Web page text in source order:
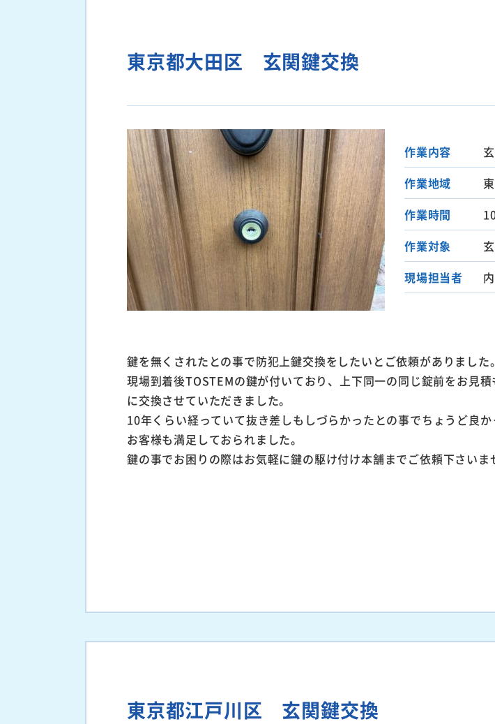
東京都大田区 玄関鍵交換
作業内容
作業地域
作業時間
作業対象
現場担当者
鍵を無くされたとの事で防犯上鍵交換をしたいとご依頼がありました。
現場到着後TOSTEMの鍵が付いており、上下同一の同じ錠前をお見積
に交換させていただきました。
10年くらい経っていて抜き差しもしづらかったとの事でちょうど良か
お客様も満足しておられました。
鍵の事でお困りの際はお気軽に鍵の駆け付け本舗までご依頼下さいま
東京都江戸川区 玄関鍵交換